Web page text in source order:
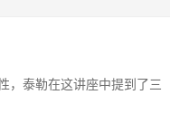
，泰勒在这讲座中提到了三